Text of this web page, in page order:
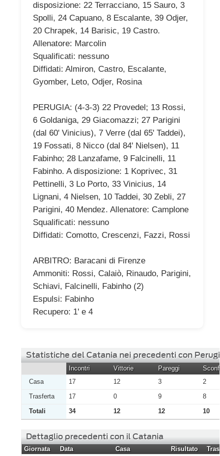
disposizione: 22 Terracciano, 15 Sauro, 3
Spolli, 24 Capuano, 8 Escalante, 39 Odjer,
20 Chrapek, 14 Barisic, 19 Castro.
Allenatore: Marcolin
Squalificati: nessuno
Diffidati: Almiron, Castro, Escalante,
Gyomber, Leto, Odjer, Rosina
PERUGIA: (4-3-3) 22 Provedel; 13 Rossi,
6 Goldaniga, 29 Giacomazzi; 27 Parigini
(dal 60' Vinicius), 7 Verre (dal 65' Taddei),
19 Fossati, 8 Nicco (dal 84' Nielsen), 11
Fabinho; 28 Lanzafame, 9 Falcinelli, 11
Fabinho. A disposizione: 1 Koprivec, 31
Pettinelli, 3 Lo Porto, 33 Vinicius, 14
Lignani, 4 Nielsen, 10 Taddei, 30 Zebli, 27
Parigini, 40 Mendez. Allenatore: Camplone
Squalificati: nessuno
Diffidati: Comotto, Crescenzi, Fazzi, Rossi
ARBITRO: Baracani di Firenze
Ammoniti: Rossi, Calaiò, Rinaudo, Parigini,
Schiavi, Falcinelli, Fabinho (2)
Espulsi: Fabinho
Recupero: 1' e 4
Statistiche del Catania nei precedenti con
Incontri Vittorie Pareggi
Casa
17 12 3
2
Trasferta
17 0 9
8
Totali
34 12 12 10
Dettaglio precedenti con il Catania
Giornata Data Casa Risultato